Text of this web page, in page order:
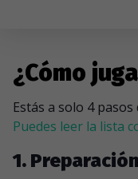
¿Cómo
Estás a solo 4
Puedes leer la lista
1.